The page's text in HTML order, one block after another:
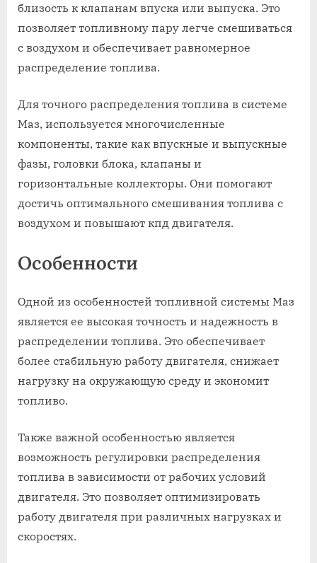
близость к клапанам впуска или выпуска. Это
позволяет топливному пару легче смешиваться
с воздухом и обеспечивает равномерное
распределение топлива.
Для точного распределения топлива в системе
Маз, используется многочисленные
компоненты, такие как впускные и выпускные
фазы, головки блока, клапаны и
горизонтальные коллекторы. Они помогают
достичь оптимального смешивания топлива с
воздухом и повышают кпд двигателя.
Особенности
Одной из особенностей топливной системы Маз
является ее высокая точность и надежность в
распределении топлива. Это обеспечивает
более стабильную работу двигателя, снижает
нагрузку на окружающую среду и экономит
топливо.
Также важной особенностью является
возможность регулировки распределения
топлива в зависимости от рабочих условий
двигателя. Это позволяет оптимизировать
работу двигателя при различных нагрузках и
скоростях.